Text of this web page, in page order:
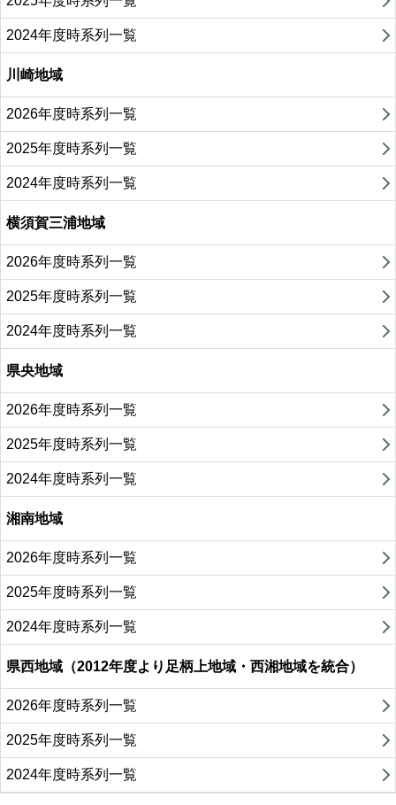
2024年度時系列一覧
川崎地域
2026年度時系列一覧
2025年度時系列一覧
2024年度時系列一覧
横須賀三浦地域
2026年度時系列一覧
2025年度時系列一覧
2024年度時系列一覧
県央地域
2026年度時系列一覧
2025年度時系列一覧
2024年度時系列一覧
湘南地域
2026年度時系列一覧
2025年度時系列一覧
2024年度時系列一覧
県西地域（2012年度より足柄上地域・西湘地域を統合）
2026年度時系列一覧
2025年度時系列一覧
2024年度時系列一覧